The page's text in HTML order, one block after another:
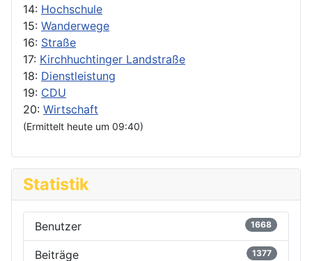
14: Hochschule
15: Wanderwege
16: Straße
17: Kirchhuchtinger Landstraße
18: Dienstleistung
19: CDU
20: Wirtschaft
(Ermittelt heute um 09:40)
Statistik
Benutzer 1668
Beiträge 1377